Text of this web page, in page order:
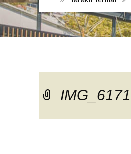
IMG_6171